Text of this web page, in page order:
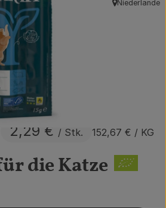
die Katze
2,29 € / Stk. 152,67 € / KG
, Herkunft:
Niederlande